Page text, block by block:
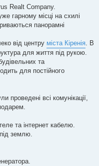
Realt Company.
гарному місці на схилі
панорамні
від центру міста Кіренія. В
для життя під рукою.
та
для постійного
проведені всі комунікації,
та інтернет кабелю.
землю.